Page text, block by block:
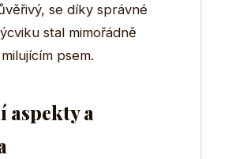
se díky správné
stal mimořádně
psem.
aspekty a